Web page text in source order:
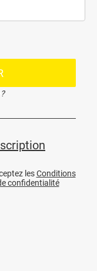
lesConditions
confidentialité